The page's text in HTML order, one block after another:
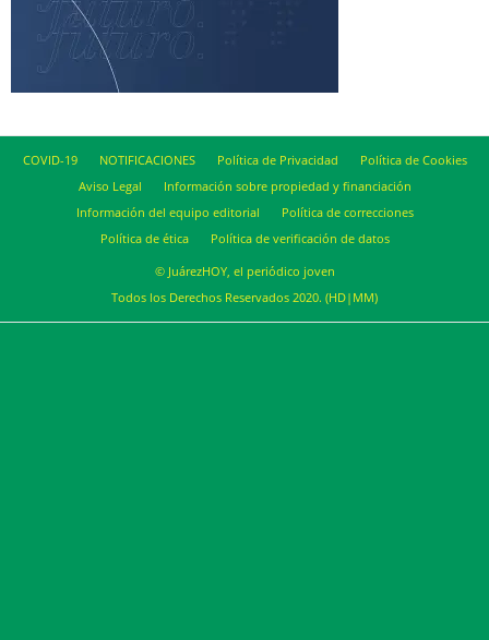
COVID-19 NOTIFICACIONES Política de Privacidad
Política de Cookies
Aviso Legal
Información sobre propiedad y financiación
Información del equipo editorial
Política de correcciones
Política de ética
Política de verificación de datos
© JuárezHOY, el periódico joven
Todos los Derechos Reservados 2020. (HD|MM)